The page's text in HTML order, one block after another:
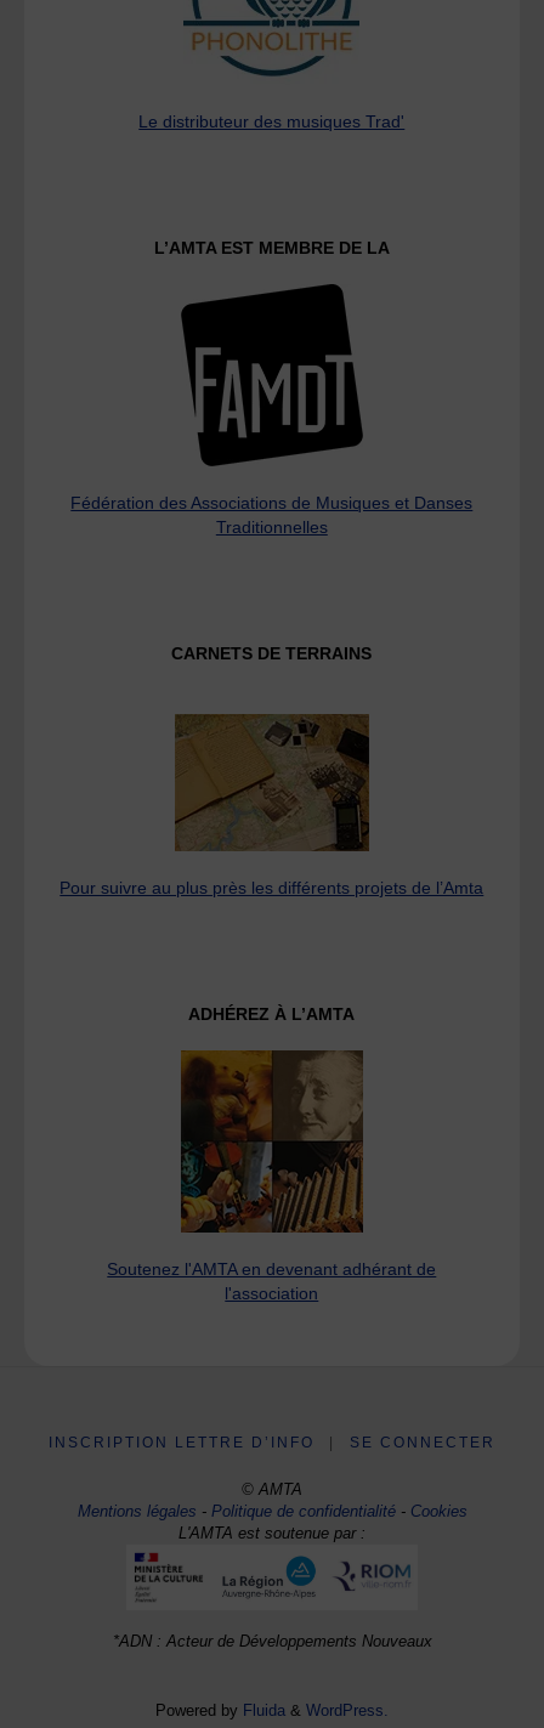
Le distributeur des musiques Trad'
L’AMTA EST MEMBRE DE LA
Fédération des Associations de Musiques et Danses
Traditionnelles
CARNETS DE TERRAINS
Pour suivre au plus près les différents projets de l’Amta
ADHÉREZ À L’AMTA
Soutenez l'AMTA en devenant adhérant de
l'association
INSCRIPTION LETTRE D’INFO SE CONNECTER
© AMTA
Mentions légales -Politique de confidentialité- Cookies
L'AMTA est soutenue par :
*ADN : Acteur de Développements Nouveaux
Powered by Fluida & WordPress.